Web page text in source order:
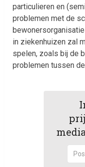
particulieren en
problemen met de
in ziekenhuizen zal
spelen, zoals bij de
problemen tussen